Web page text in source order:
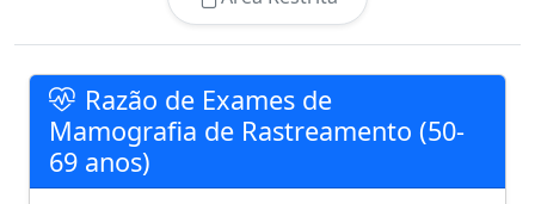
Razão de Exames de
Mamografia de Rastreamento (50-
69 anos)